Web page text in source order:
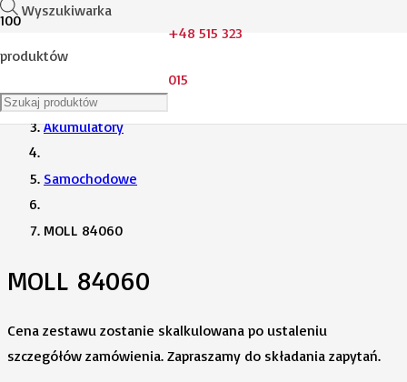
Wyszukiwarka
produktów
+48 515 323
015
Akumulatory
Samochodowe
MOLL 84060
MOLL 84060
Cena zestawu zostanie skalkulowana po ustaleniu
szczegółów zamówienia. Zapraszamy do składania zapytań.